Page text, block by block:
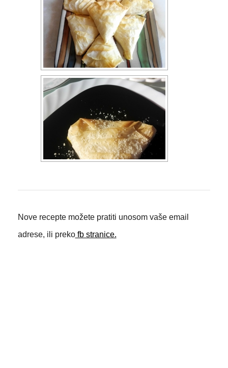
Nove recepte možete pratiti unosom vaše email
adrese, ili prekofb stranice.